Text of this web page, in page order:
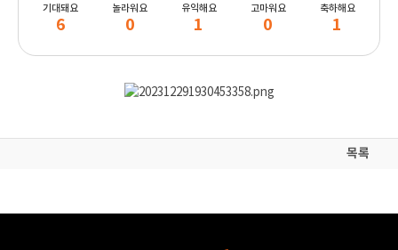
기대돼요
6
놀라워요
0
유익해요
1
고마워요
0
축하해요
1
목록